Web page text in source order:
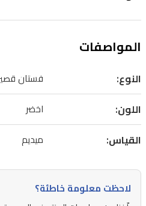
المواصفات
النوع: فستان
اللون: اخضر
القياس: ميديم
لاحظت معلومة خاطئة؟